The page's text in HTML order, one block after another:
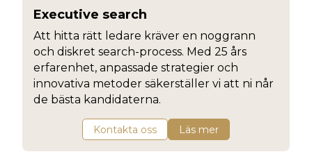
Executive search
Att hitta rätt ledare kräver en noggrann
och diskret search-process. Med 25 års
erfarenhet, anpassade strategier och
innovativa metoder säkerställer vi att ni når
de bästa kandidaterna.
Kontakta oss Läs mer